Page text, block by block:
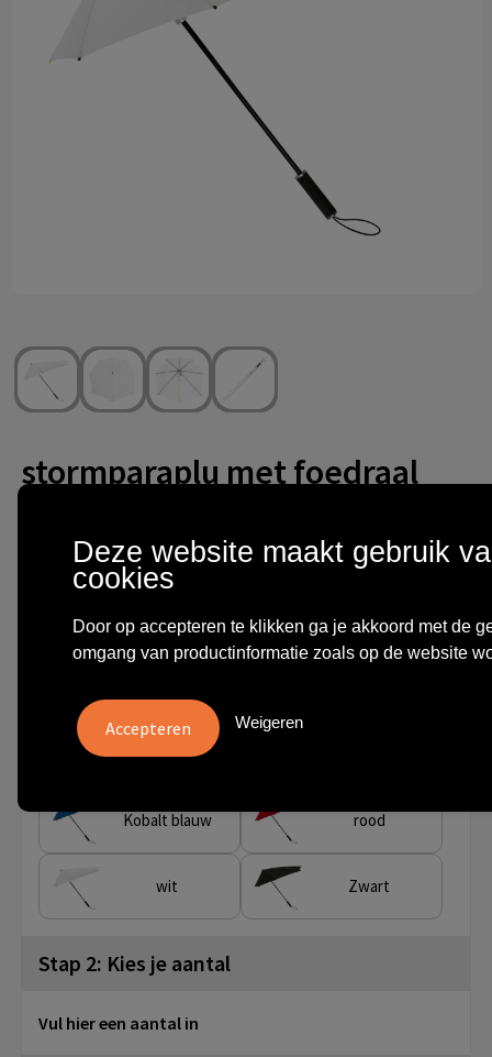
Technologie & gadgets
stormparaplu met foedraal
vanaf
Onbedrukt:
3 dag(en)
donkerblauw
Kobalt blauw rood
wit Zwart
Stap 2: Kies je aantal
Vul hier een aantal in
Deze website maakt gebruik
cookies
Door op accepteren te klikken ga je akkoord met de
omgang van productinformatie zoals op de website
Weigeren